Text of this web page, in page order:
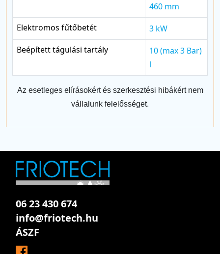
460 mm
Elektromos fűtőbetét
3 kW
Beépített tágulási tartály
10 (max 3 Bar)
l
Az esetleges elírásokért és szerkesztési hibákért nem
vállalunk felelősséget.
06 23 430 674
info@friotech.hu
ÁSZF